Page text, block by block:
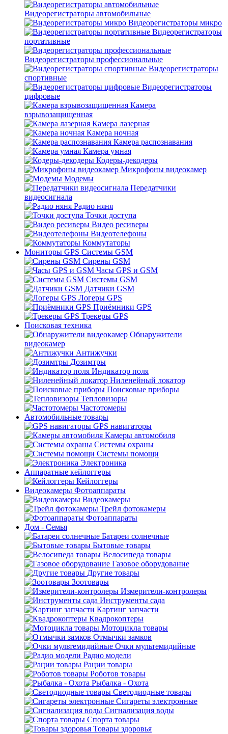
Видеорегистраторы автомобильные
Видеорегистраторы микро
Видеорегистраторы
портативные
Видеорегистраторы профессиональные
Видеорегистраторы
спортивные
Видеорегистраторы
цифровые
Камера
взрывозащищенная
Камера лазерная
Камера ночная
Камера распознавания
Камера умная
Кодеры-декодеры
Микрофоны видеокамер
Модемы
Передатчики
видеосигнала
Радио няня
Точки доступа
Видео ресиверы
Видеотелефоны
Коммутаторы
Мониторы GPS Системы GSM
Сирены GSM
Часы GPS и GSM
Системы GSM
Датчики GSM
Логеры GPS
Приёмники GPS
Трекеры GPS
Поисковая техника
Обнаружители
видеокамер
Антижучки
Дозимтры
Индикатор поля
Ниленейный локатор
Поисковые приборы
Тепловизоры
Частотомеры
Автомобильные товары
GPS навигаторы
Камеры автомобиля
Системы охраны
Системы помощи
Электроника
Аппаратные кейлоггеры
Кейлоггеры
Видеокамеры Фотоаппараты
Видеокамеры
Трейл фотокамеры
Фотоаппараты
Дом - Семья
Батареи солнечные
Бытовые товары
Велосипеда товары
Газовое оборудование
Другие товары
Зоотовары
Измерители-контролеры
Инструменты сада
Картинг запчасти
Квадрокоптеры
Мотоцикла товары
Отмычки замков
Очки мультемидийные
Радио модели
Рации товары
Роботов товары
Рыбалка - Охота
Светодиодные товары
Сигареты электронные
Сигнализация воды
Спорта товары
Товары здоровья